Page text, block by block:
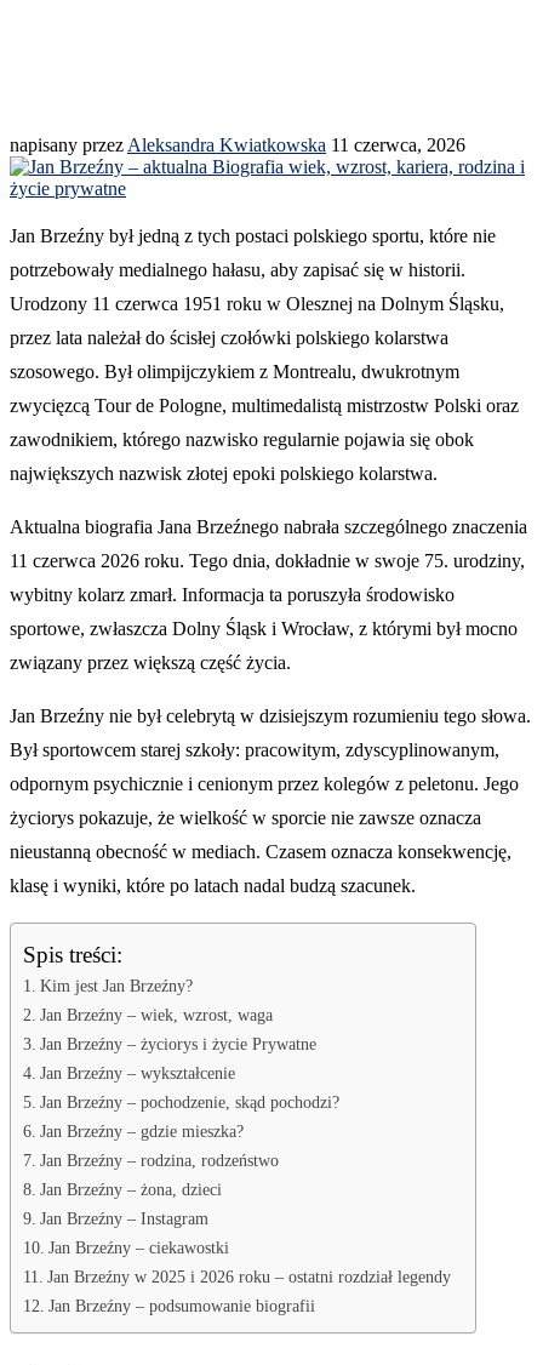
napisany przez Aleksandra Kwiatkowska 11 czerwca, 2026
Jan Brzeźny był jedną z tych postaci polskiego sportu, które nie
potrzebowały medialnego hałasu, aby zapisać się w historii.
Urodzony 11 czerwca 1951 roku w Olesznej na Dolnym Śląsku,
przez lata należał do ścisłej czołówki polskiego kolarstwa
szosowego. Był olimpijczykiem z Montrealu, dwukrotnym
zwycięzcą Tour de Pologne, multimedalistą mistrzostw Polski oraz
zawodnikiem, którego nazwisko regularnie pojawia się obok
największych nazwisk złotej epoki polskiego kolarstwa.
Aktualna biografia Jana Brzeźnego nabrała szczególnego znaczenia
11 czerwca 2026 roku. Tego dnia, dokładnie w swoje 75. urodziny,
wybitny kolarz zmarł. Informacja ta poruszyła środowisko
sportowe, zwłaszcza Dolny Śląsk i Wrocław, z którymi był mocno
związany przez większą część życia.
Jan Brzeźny nie był celebrytą w dzisiejszym rozumieniu tego słowa.
Był sportowcem starej szkoły: pracowitym, zdyscyplinowanym,
odpornym psychicznie i cenionym przez kolegów z peletonu. Jego
życiorys pokazuje, że wielkość w sporcie nie zawsze oznacza
nieustanną obecność w mediach. Czasem oznacza konsekwencję,
klasę i wyniki, które po latach nadal budzą szacunek.
Spis treści:
Kim jest Jan Brzeźny?
Jan Brzeźny – wiek, wzrost, waga
Jan Brzeźny – życiorys i życie Prywatne
Jan Brzeźny – wykształcenie
Jan Brzeźny – pochodzenie, skąd pochodzi?
Jan Brzeźny – gdzie mieszka?
Jan Brzeźny – rodzina, rodzeństwo
Jan Brzeźny – żona, dzieci
Jan Brzeźny – Instagram
Jan Brzeźny – ciekawostki
Jan Brzeźny w 2025 i 2026 roku – ostatni rozdział legendy
Jan Brzeźny – podsumowanie biografii